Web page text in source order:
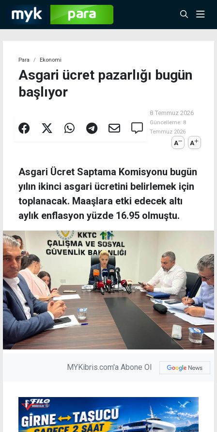
Para Ekonomi
Asgari ücret pazarlığı bugün
başlıyor
8 Temmuz 2026
Güncelleme: 8
Temmuz 2026
A A
Asgari Ücret Saptama Komisyonu bugün
yılın ikinci asgari ücretini belirlemek için
toplanacak. Maaşlara etki edecek altı
aylık enflasyon yüzde 16.95 olmuştu.
MYKibris.com'a Abone Ol